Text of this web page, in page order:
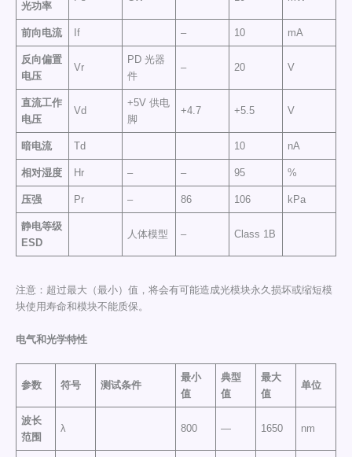
光功率
前向电流 If – 10 mA
反向偏置
电压
Vr
PD 光器
件
– 20 V
直流工作
电压
Vd
+5V 供电
脚
+4.7 +5.5 V
暗电流 Td 10 nA
相对湿度 Hr – – 95 %
压强 Pr – 86 106 kPa
静电等级
ESD
人体模型 – Class 1B
注意：超过最大（最小）值，将会有可能造成光模块永久损坏或缩短模
块使用寿命和模块不能质保。
电气和光学特性
参数 符号 测试条件
最小
值
典型
值
最大
值
单位
波长
范围
λ 800 — 1650 nm